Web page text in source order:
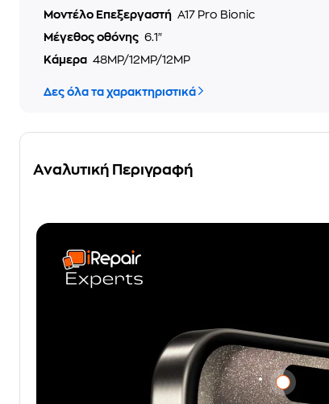
Μοντέλο Επεξεργαστή A17 Pro Bionic
Μέγεθος οθόνης 6.1"
Κάμερα 48MP/12MP/12MP
Δες όλα τα χαρακτηριστικά
Αναλυτική Περιγραφή